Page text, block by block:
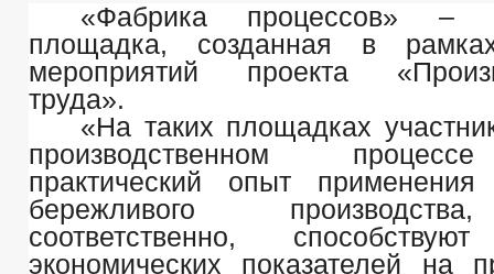
«Фабрика процессов» –
площадка, созданная в
мероприятий проекта
труда».
«На таких площадках
производственном
практический опыт применения
бережливого
соответственно,
экономических показателей на